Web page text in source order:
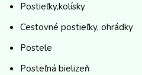
Postieľky,kolísky
Cestovné postieľky, ohrádky
Postele
Posteľná bielizeň